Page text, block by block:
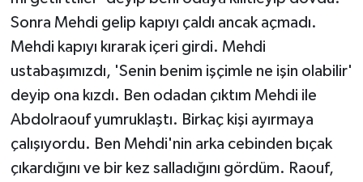
Sonra Mehdi gelip kapıyı çaldı ancak açmadı.
Mehdi kapıyı kırarak içeri girdi. Mehdi
ustabaşımızdı, 'Senin benim işçimle ne işin olabilir'
deyip ona kızdı. Ben odadan çıktım Mehdi ile
Abdolraouf yumruklaştı. Birkaç kişi ayırmaya
çalışıyordu. Ben Mehdi'nin arka cebinden bıçak
çıkardığını ve bir kez salladığını gördüm. Raouf,